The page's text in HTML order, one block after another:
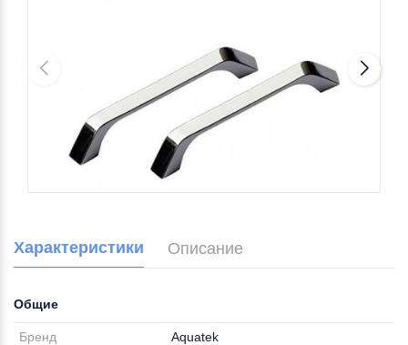
Характеристики Описание
Общие
Бренд Aquatek